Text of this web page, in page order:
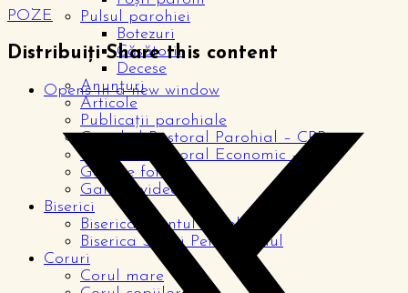
Pulsul parohiei
Botezuri
Căsătorii
Decese
Anunțuri
Articole
Publicații parohiale
Consiliul Pastoral Parohial – CPP
Consiliul Pastoral Economic – CPE
Galerie foto
Galerie video
Biserici
Biserica Sfântul Nicolae
Biserica Sfinții Petru și Paul
Coruri
Corul mare
POZE
Distribuiți Share this content
Opens in a new window